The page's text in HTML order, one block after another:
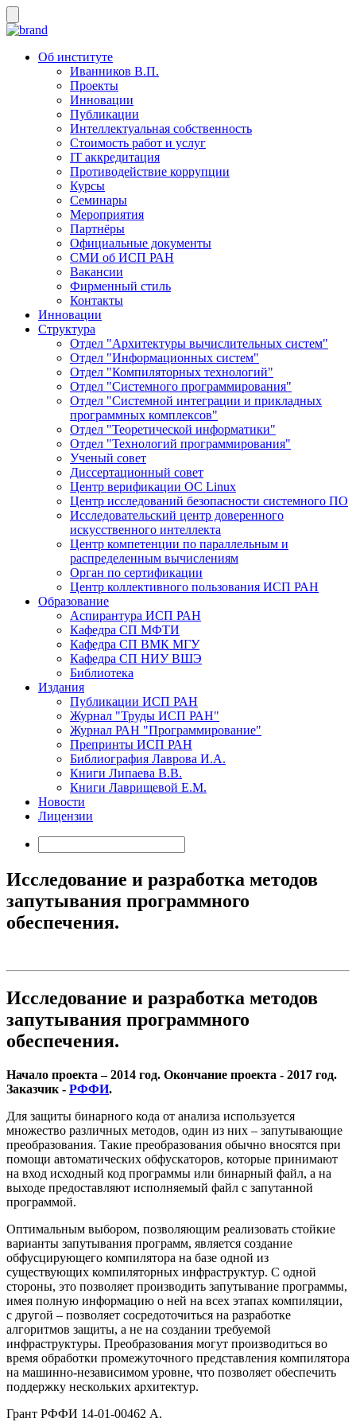
Об институте
Иванников В.П.
Проекты
Инновации
Публикации
Интеллектуальная собственность
Стоимость работ и услуг
IT аккредитация
Противодействие коррупции
Курсы
Семинары
Мероприятия
Партнёры
Официальные документы
СМИ об ИСП РАН
Вакансии
Фирменный стиль
Контакты
Инновации
Структура
Отдел "Архитектуры вычислительных систем"
Отдел "Информационных систем"
Отдел "Компиляторных технологий"
Отдел "Системного программирования"
Отдел "Системной интеграции и прикладных
программных комплексов"
Отдел "Теоретической информатики"
Отдел "Технологий программирования"
Ученый совет
Диссертационный совет
Центр верификации ОС Linux
Центр исследований безопасности системного ПО
Исследовательский центр доверенного
искусственного интеллекта
Центр компетенции по параллельным и
распределенным вычислениям
Орган по сертификации
Центр коллективного пользования ИСП РАН
Образование
Аспирантура ИСП РАН
Кафедра СП МФТИ
Кафедра СП ВМК МГУ
Кафедра СП НИУ ВШЭ
Библиотека
Издания
Публикации ИСП РАН
Журнал "Труды ИСП РАН"
Журнал РАН "Программирование"
Препринты ИСП РАН
Библиография Лаврова И.А.
Книги Липаева В.В.
Книги Лаврищевой Е.М.
Новости
Лицензии
Исследование и разработка методов
запутывания программного
обеспечения.
Исследование и разработка методов
запутывания программного
обеспечения.
Начало проекта – 2014 год. Окончание проекта - 2017 год.
Заказчик - РФФИ.
Для защиты бинарного кода от анализа используется
множество различных методов, один из них – запутывающие
преобразования. Такие преобразования обычно вносятся при
помощи автоматических обфускаторов, которые принимают
на вход исходный код программы или бинарный файл, а на
выходе предоставляют исполняемый файл с запутанной
программой.
Оптимальным выбором, позволяющим реализовать стойкие
варианты запутывания программ, является создание
обфусцирующего компилятора на базе одной из
существующих компиляторных инфраструктур. С одной
стороны, это позволяет производить запутывание программы,
имея полную информацию о ней на всех этапах компиляции,
с другой – позволяет сосредоточиться на разработке
алгоритмов защиты, а не на создании требуемой
инфраструктуры. Преобразования могут производиться во
время обработки промежуточного представления компилятора
на машинно-независимом уровне, что позволяет обеспечить
поддержку нескольких архитектур.
Грант РФФИ 14-01-00462 А.